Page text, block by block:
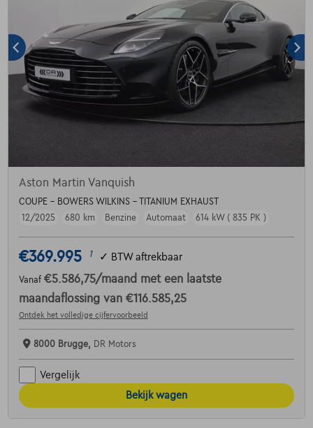
Aston Martin Vanquish
COUPE - BOWERS WILKINS - TITANIUM EXHAUST
12/2025
680 km Benzine Automaat 614 kW ( 835 PK )
€369.995 1 ✓ BTW aftrekbaar
Vanaf €5.586,75/maand met een laatste
maandaflossing van €116.585,25
Ontdek het volledige cijfervoorbeeld
8000 Brugge, DR Motors
Vergelijk
Bekijk wagen